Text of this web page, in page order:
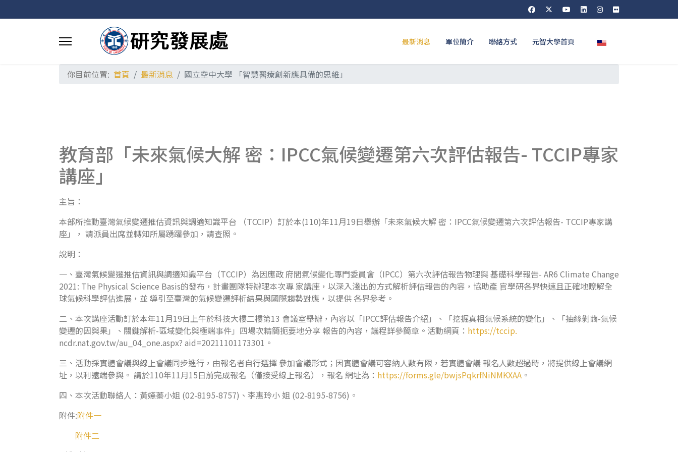
最新消息 單位簡介 聯絡方式 元智大學首頁 選擇你的語言
你目前位置: 首頁 最新消息 國立空中大學 「智慧醫療創新應具備的思維」
教育部「未來氣候大解 密：IPCC氣候變遷第六次評估報告- TCCIP專家
講座」
主旨：
本部所推動臺灣氣候變遷推估資訊與調適知識平台 （TCCIP）訂於本(110)年11月19日舉辦「未來氣候大解 密：IPCC氣候變遷第六次評估報告- TCCIP專家講
座」， 請派員出席並轉知所屬踴躍參加，請查照。
說明：
一、臺灣氣候變遷推估資訊與調適知識平台（TCCIP）為因應政 府間氣候變化專門委員會（IPCC）第六次評估報告物理與 基礎科學報告- AR6 Climate Change
2021: The Physical Science Basis的發布，計畫團隊特辦理本次專 家講座，以深入淺出的方式解析評估報告的內容，協助產 官學研各界快速且正確地瞭解全
球氣候科學評估進展，並 導引至臺灣的氣候變遷評析結果與國際趨勢對應，以提供 各界參考。
二、本次講座活動訂於本年11月19日上午於科技大樓二樓第13 會議室舉辦，內容以「IPCC評估報告介紹」、「挖掘真相氣候系統的變化」、「抽絲剝繭-氣候
變遷的因與果」、關鍵解析-區域變化與極端事件」四場次精簡扼要地分享 報告的內容，議程詳參簡章。活動網頁： https://tccip.
ncdr.nat.gov.tw/au_04_one.aspx? aid=20211101173301。
三、活動採實體會議與線上會議同步進行，由報名者自行選擇 參加會議形式；因實體會議可容納人數有限，若實體會議 報名人數超過時，將提供線上會議網
址，以利遠端參與。 請於110年11月15日前完成報名（僅接受線上報名），報名 網址為： https://forms.gle/bwjsPqkrfNiNMKXAA 。
四、本次活動聯絡人：黃嬿蓁小姐 (02-8195-8757)、李惠玲小 姐 (02-8195-8756)。
附件:附件一
附件二